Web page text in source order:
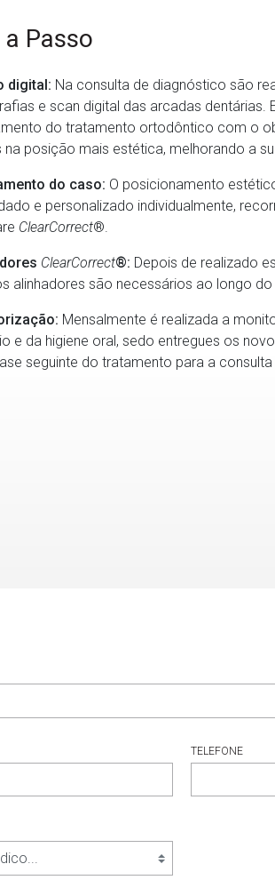
Passo
digital: Na consulta de diagnóstico são
e scan digital das arcadas dentárias.
do tratamento ortodôntico com o
na posição mais estética, melhorando a
do caso: O posicionamento
e personalizado individualmente,
ClearCorrect®.
ClearCorrect®: Depois de realizado
alinhadores são necessários ao longo
Mensalmente é realizada a
e da higiene oral, sedo entregues os
seguinte do tratamento para a consulta
TELEFONE